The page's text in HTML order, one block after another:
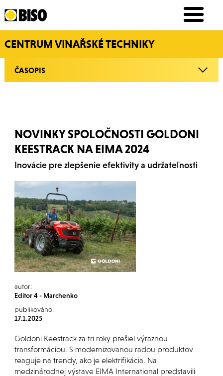
CENTRUM VINAŘSKÉ TECHNIKY
ČASOPIS
NOVINKY SPOLOČNOSTI GOLDONI
KEESTRACK NA EIMA 2024
Inovácie pre zlepšenie efektivity a udržateľnosti
autor:
Editor 4 - Marchenko
publikováno:
17.1.2025
Goldoni Keestrack za tri roky prešiel výraznou
transformáciou. S modernizovanou radou produktov
reaguje na trendy, ako je elektrifikácia. Na
medzinárodnej výstave EIMA International predstavili